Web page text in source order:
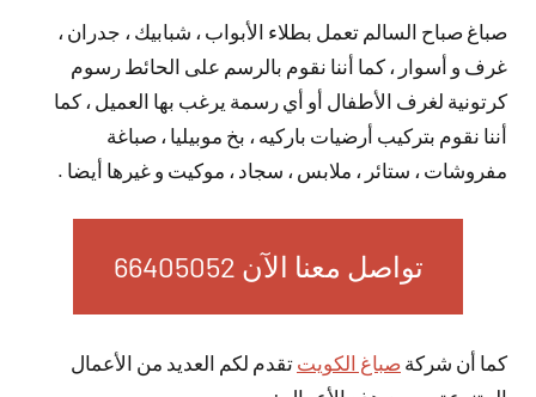
صباغ صباح السالم تعمل بطلاء الأبواب ، شبابيك ، جدران ،
غرف و أسوار ، كما أننا نقوم بالرسم على الحائط رسوم
كرتونية لغرف الأطفال أو أي رسمة يرغب بها العميل ، كما
أننا نقوم بتركيب أرضيات باركيه ، بخ موبيليا ، صباغة
مفروشات ، ستائر ، ملابس ، سجاد ، موكيت و غيرها أيضا .
تواصل معنا الآن 66405052
كما أن شركة صباغ الكويت تقدم لكم العديد من الأعمال